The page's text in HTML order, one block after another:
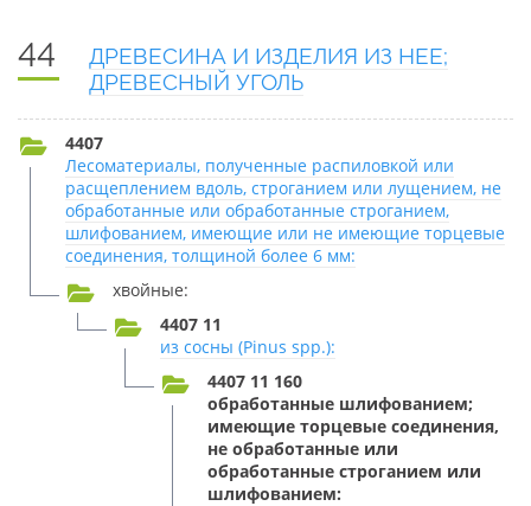
44
ДРЕВЕСИНА И ИЗДЕЛИЯ ИЗ НЕЕ;
ДРЕВЕСНЫЙ УГОЛЬ
4407
Лесоматериалы, полученные распиловкой или
расщеплением вдоль, строганием или лущением, не
обработанные или обработанные строганием,
шлифованием, имеющие или не имеющие торцевые
соединения, толщиной более 6 мм:
хвойные:
4407 11
из сосны (Pinus spp.):
4407 11 160
обработанные шлифованием;
имеющие торцевые соединения,
не обработанные или
обработанные строганием или
шлифованием: